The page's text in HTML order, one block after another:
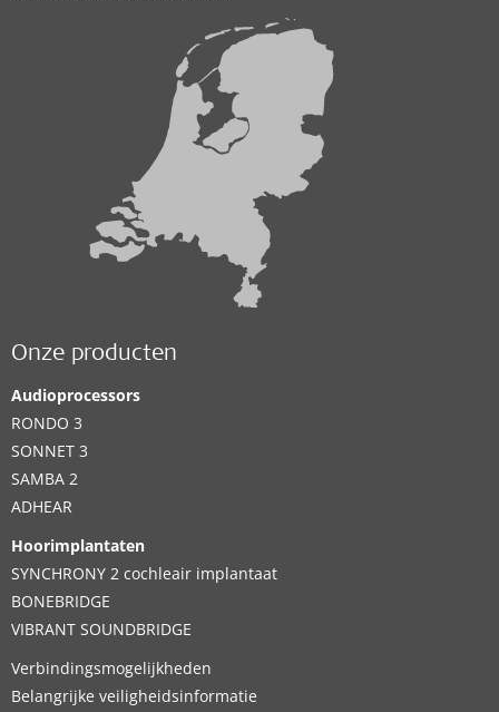
Onze producten
Audioprocessors
RONDO 3
SONNET 3
SAMBA 2
ADHEAR
Hoorimplantaten
SYNCHRONY 2 cochleair implantaat
BONEBRIDGE
VIBRANT SOUNDBRIDGE
Verbindingsmogelijkheden
Belangrijke veiligheidsinformatie